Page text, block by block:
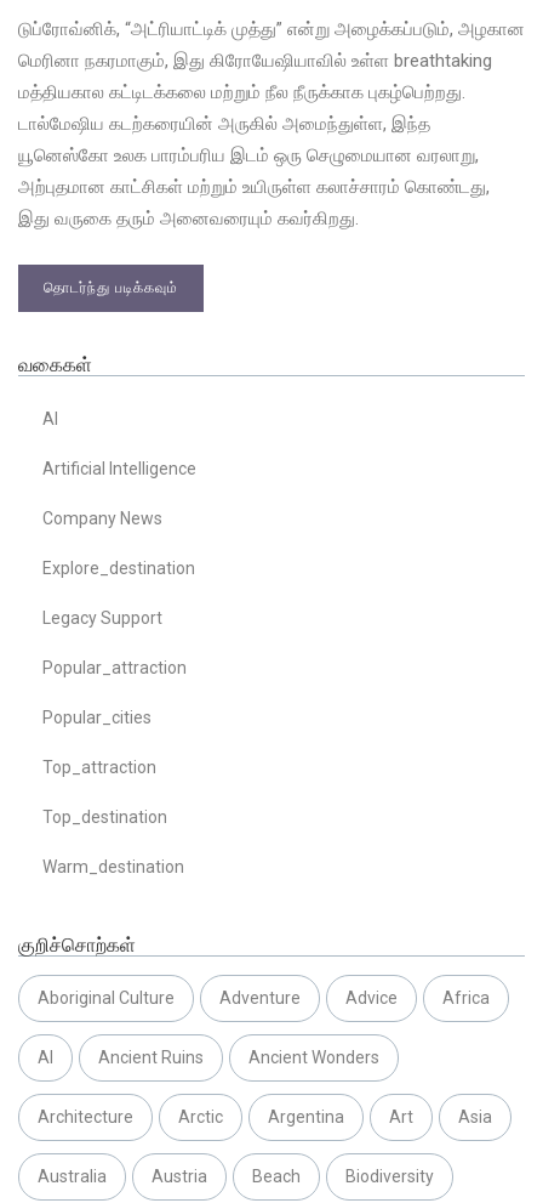
டுப்ரோவ்னிக், “அட்ரியாட்டிக் முத்து” என்று அழைக்கப்படும், அழகான
மெரினா நகரமாகும், இது கிரோயேஷியாவில் உள்ள breathtaking
மத்தியகால கட்டிடக்கலை மற்றும் நீல நீருக்காக புகழ்பெற்றது.
டால்மேஷிய கடற்கரையின் அருகில் அமைந்துள்ள, இந்த
யூனெஸ்கோ உலக பாரம்பரிய இடம் ஒரு செழுமையான வரலாறு,
அற்புதமான காட்சிகள் மற்றும் உயிருள்ள கலாச்சாரம் கொண்டது,
இது வருகை தரும் அனைவரையும் கவர்கிறது.
தொடர்ந்து படிக்கவும்
வகைகள்
AI
Artificial Intelligence
Company News
Explore_destination
Legacy Support
Popular_attraction
Popular_cities
Top_attraction
Top_destination
Warm_destination
குறிச்சொற்கள்
Aboriginal Culture Adventure Advice Africa
AI Ancient Ruins Ancient Wonders
Architecture Arctic Argentina Art Asia
Australia Austria Beach Biodiversity